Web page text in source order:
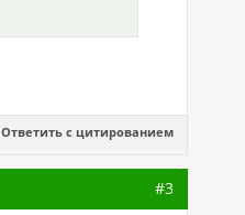
Ответить с цитированием
#3